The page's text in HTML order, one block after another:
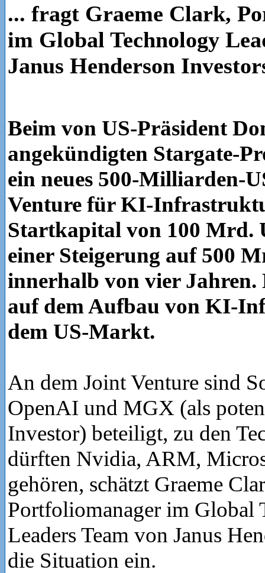
... fragt Graeme Clark,
im Global Technology
Janus Henderson
Beim von US-Präsident
angekündigten Stargate-
ein neues 500-Milliarden-
Venture für KI-
Startkapital von 100 Mrd.
einer Steigerung auf 500
innerhalb von vier Jahren.
auf dem Aufbau von KI-
dem US-Markt.
An dem Joint Venture sind
OpenAI und MGX (als
Investor) beteiligt, zu den
dürften Nvidia, ARM,
gehören, schätzt Graeme
Portfoliomanager im Global
Leaders Team von Janus
die Situation ein.